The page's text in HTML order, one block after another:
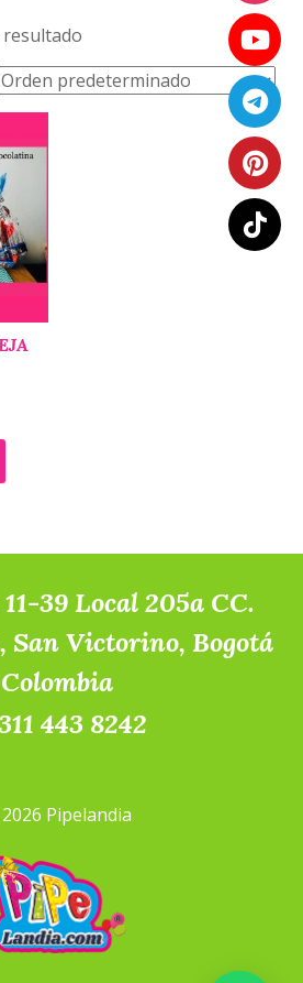
39 Local 205a CC.
San Victorino, Bogotá
Colombia
443 8242
Pipelandia